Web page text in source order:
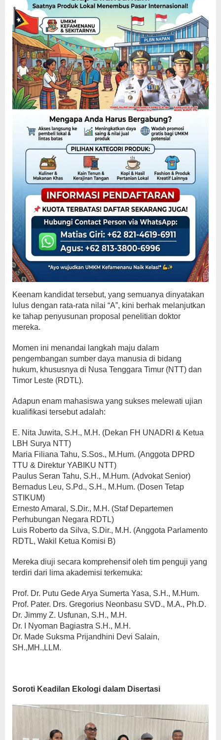
Keenam kandidat tersebut, yang semuanya dinyatakan
lulus dengan rata-rata nilai “A”, kini berhak melanjutkan
ke tahap penyusunan proposal penelitian doktor
mereka.
Momen ini menandai langkah maju dalam
pengembangan sumber daya manusia di bidang
hukum, khususnya di Nusa Tenggara Timur (NTT) dan
Timor Leste (RDTL).
Adapun enam mahasiswa yang sukses melewati ujian
kualifikasi tersebut adalah:
E. Nita Juwita, S.H., M.H. (Dekan FH UNADRI & Ketua
LBH Surya NTT)
Maria Filiana Tahu, S.Sos., M.Hum. (Anggota DPRD
TTU & Direktur YABIKU NTT)
Paulus Seran Tahu, S.H., M.Hum. (Advokat Senior)
Bernadus Leu, S.Pd., S.H., M.Hum. (Dosen Tetap
STIKUM)
Ernesto Amaral, S.Dir., M.H. (Staf Departemen
Perhubungan Negara RDTL)
Luis Roberto da Silva, S.Dir., M.H. (Anggota Parlamento
RDTL, Wakil Ketua Komisi B)
Mereka diuji secara komprehensif oleh tim penguji yang
terdiri dari lima akademisi terkemuka:
Prof. Dr. Putu Gede Arya Sumerta Yasa, S.H., M.Hum.
Prof. Pater. Drs. Gregorius Neonbasu SVD., M.A., Ph.D.
Dr. Jimmy Z. Usfunan, S.H., M.H.
Dr. I Nyoman Bagiastra S.H., M.Н.
Dr. Made Suksma Prijandhini Devi Salain,
SH.,MH.,LLM.
Soroti Keadilan Ekologi dalam Disertasi